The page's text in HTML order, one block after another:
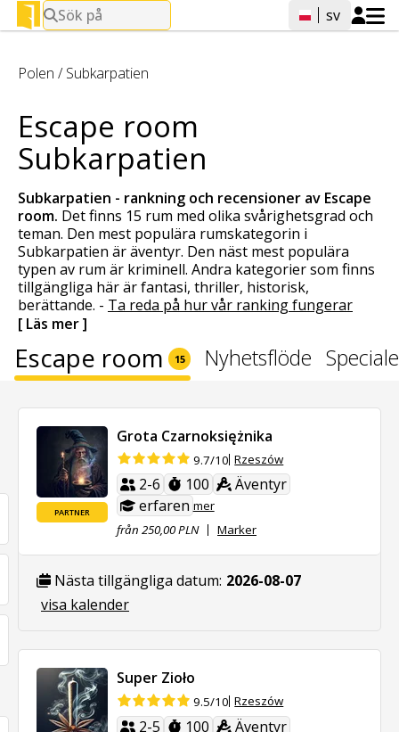
Sök på sv
Polen /Subkarpatien
Escape room
Subkarpatien
Subkarpatien - rankning och recensioner av Escape
room. Det finns 15 rum med olika svårighetsgrad och
teman. Den mest populära rumskategorin i
Subkarpatien är äventyr. Den näst mest populära
typen av rum är kriminell. Andra kategorier som finns
tillgängliga här är fantasi, thriller, historisk,
berättande. - Ta reda på hur vår ranking fungerar
[ Läs mer ]
Escape room 15 Nyhetsflöde
PARTNER
Grota Czarnoksiężnika
9.7/10 Rzeszów
2-6 100
Äventyr
erfaren mer
från 250,00 PLN
Marker
Nästa tillgängliga datum: 2026-08-07
visa kalender
Super Zioło
9.5/10 Rzeszów
2-5 100
Äventyr